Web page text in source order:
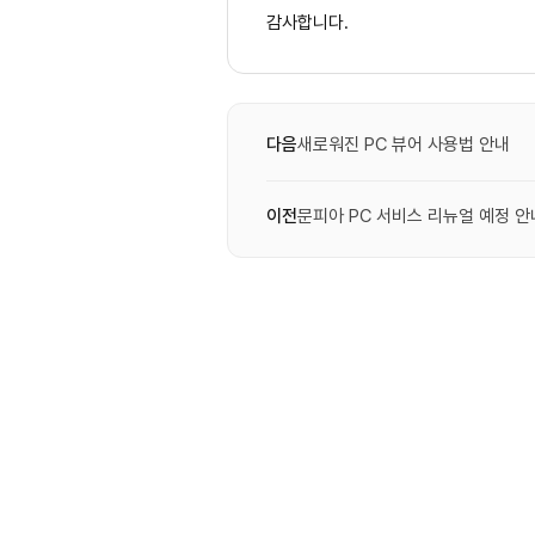
감사합니다.
다음새로워진 PC 뷰어 사용법 안내
이전문피아 PC 서비스 리뉴얼 예정 안